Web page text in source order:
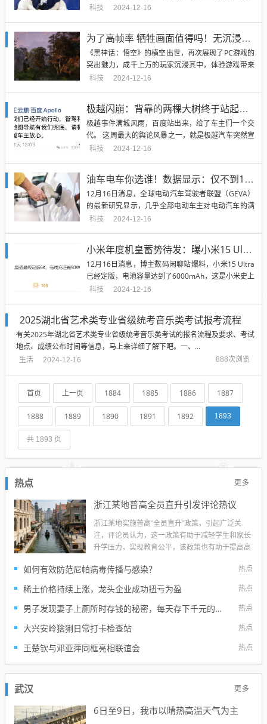
利侵权赔了格力50万。 董明珠强调，我可以说格力是
科技 2024-12-16
为了高帧率 牺牲画面值得吗！无沉浸不游戏 不然这些年都白玩了
《黑神话：悟空》的横空出世，再次展现了PC游戏的
突出魅力，成千上万的玩家沉浸其中，体验游戏带来
的精神享受。 玩游戏的时候，你首先追求的是什么
往往过...
科技 2024-12-16
极越闪崩：背靠的两棵大树终于站起来了
极越事件满城风雨，百度站出来，给了车主们一个交
代。 这周最大的舆论风暴之一，就是极越汽车突然宣
布原地解散，让极越车主、让供应商、让极越的五千
了联...
科技 2024-12-16
油车电车你选谁！数据显示：仅不到1%的电动车主愿重返燃油车
12月16日消息，全球电动汽车驾驶者联盟（GEVA）
的最新研究显示，几乎全部电动车主对电动汽车的满
意度极高，仅有不到1%的人愿意回归燃油车。 这项
科技 2024-12-16
小米年度机皇蓄势待发：曝小米15 Ultra电池容量达6000mAh
12月16日消息，博主数码闲聊站爆料，小米15 Ultra
已经定版，电池容量达到了6000mAh，这是小米史上
电池最大的Ultra机型，并支持90W有线充和50W无线
科技 2024-12-16
2025湖北省艺术类专业省级统考音乐类考试报考流程
有关2025年湖北省艺术类专业省级统考音乐类考试的报名流程及要求、考试
地点、成绩公布时间等信息，马上来详细了解下吧。一、...
生活
2024-12-16 888次浏览
首页 上一页 1884 1885 1886 1887
1888 1889 1890 1891 1892 1893
共 1893 页
热点 更多
浙江某地普高全员直升引发评论热议
浙江某地实施普高“全员直升”政策，引起广泛关
注，评论员认为，这一政策有助于减轻学生和家长
升学压力，实现教育公平，该政策也有助于提高高
人担忧该政策可能导致学生缺乏竞争意识，影响未
来成长，对此，教育界人士呼吁加强监管和评估，
确保教育质量稳步提升，浙江某地实施普...
热点
如何有效防范尼帕病毒传播与感染？
热点
稀土价格持续上涨，龙头企业成功扭亏为盈
热点
男子发现妻子上厕所时存钱的秘密，每天存下千元的习惯
热点
大兴安岭猞猁日常打卡检查站
热点
王楚钦与邓亚萍同框亮相联谊会
武汉 更多
6日至9日，我市以晴热高温天气为主